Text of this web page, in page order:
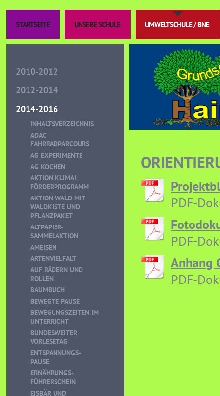
STARTSEITE UNSERE SCHULE UMWELTSCHULE / BNE
2010-2012
2012-2014
2014-2016
INHALTSVERZEICHNIS
ADAC
FAHRRADPARCOURS
AG EXPERIMENTE
AG KOCHEN
AKTION KLIMA!
FÖRDERPROGRAMM
AKTION WALD MIT
WALDKISTE UND
PFLANZPAKET
ALTPAPIER-
SAMMELAKTION
AMEISEN
ARTENVIELFALT
AUF RÄDERN UND
ROLLEN
BAUMBUCH
BEWEGTE PAUSE
BEWEGUNGSZEITEN IM
UNTERRICHT
BUNDESWEITER
VORLESETAG
ENTSPANNUNGS-
PAUSE
ERNÄHRUNGS-
FÜHRERSCHEIN
EISBÄR UND
PDF-
PDF-
Anhang
PDF-